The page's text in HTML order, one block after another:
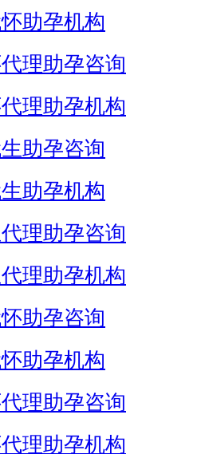
助孕机构
理助孕咨询
理助孕机构
助孕咨询
助孕机构
理助孕咨询
理助孕机构
助孕咨询
助孕机构
理助孕咨询
理助孕机构